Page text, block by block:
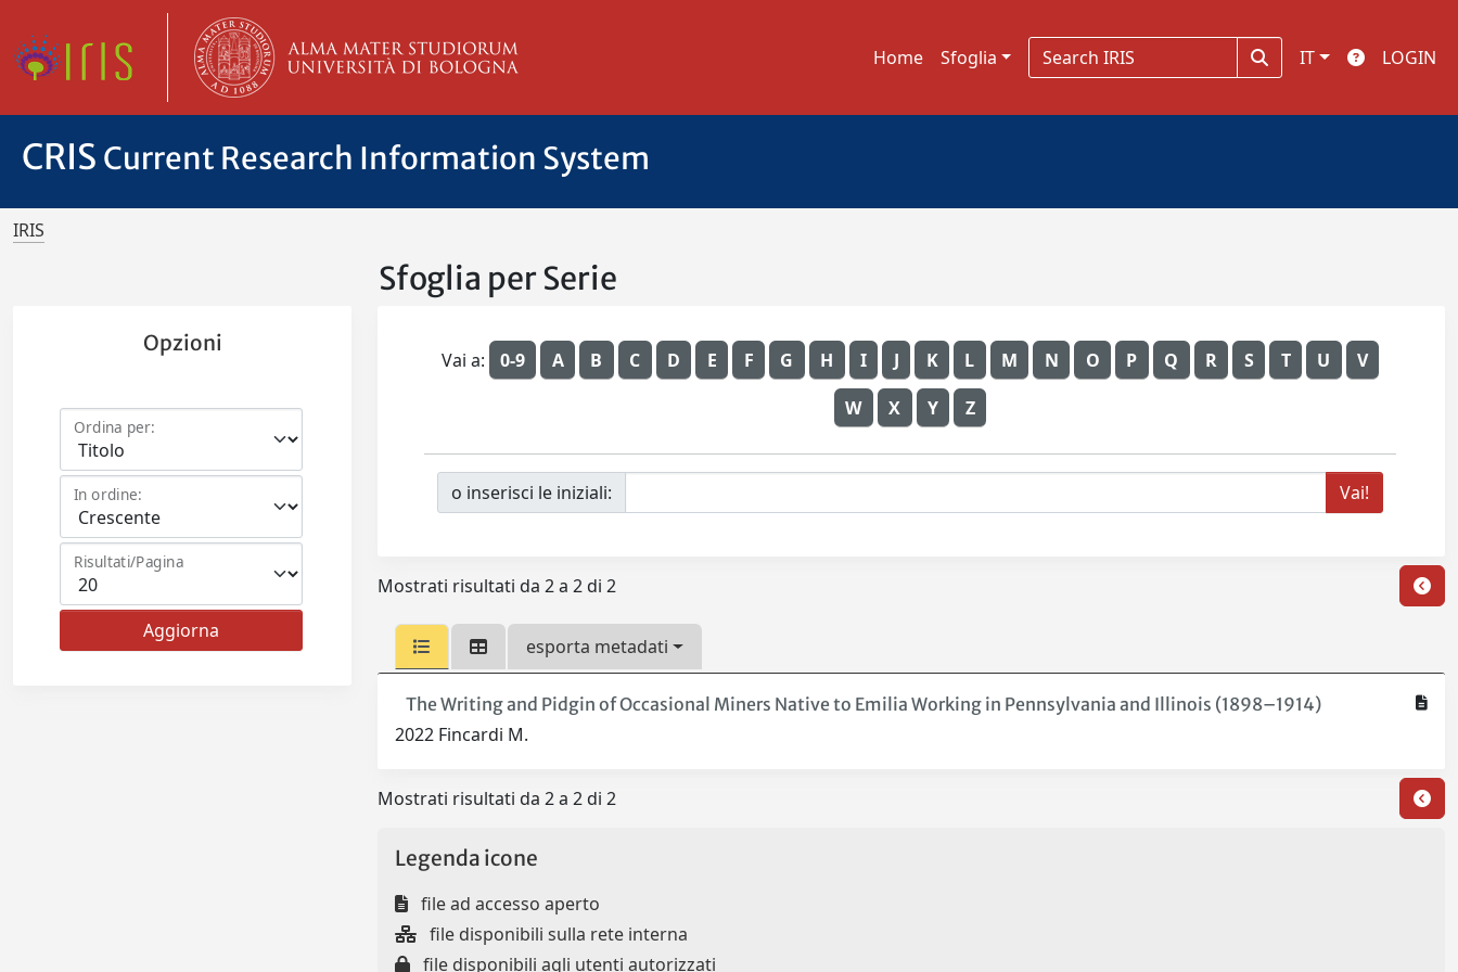
Home Sfoglia IT LOGIN
CRIS Current Research Information System
IRIS
Sfoglia per Serie
Opzioni
Ordina per:
In ordine:
Risultati/Pagina
Vai a: 0-9 A B C D E F G H I J K L M N O P Q R S T U V
W X Y Z
o inserisci le iniziali:
Mostrati risultati da 2 a 2 di 2
esporta metadati
The Writing and Pidgin of Occasional Miners Native to Emilia Working in Pennsylvania and Illinois (1898–1914)
2022 Fincardi M.
Mostrati risultati da 2 a 2 di 2
Legenda icone
file ad accesso aperto
file disponibili sulla rete interna
file disponibili agli utenti autorizzati